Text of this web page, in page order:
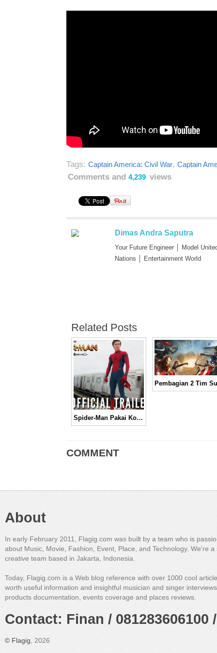
Tags: Captain America: Civil War, Captain
Comments and 4,239 views
Dimas Andra Saputra
Your Future Engineer │ Model
Nations │ Entertainment World
Related Posts
Spider-Man Pakai Kostum Baru di Trailer Perdana “Spider-Man: Homecoming”│ Movie Review
COMMENT
About
In early February 2011, Flagig.com was built by a team who is
about Music, Movie, Fashion, Event, Place, and Technology. We're a
creative team based in Jakarta, Indonesia.
Today, Flagig.com is a Web blog reference with over 1000 cool
worth useful information and insightful musician and singer
products documentation, events coverage and places reviews.
Contact: Finan /
© Flagig, 2026